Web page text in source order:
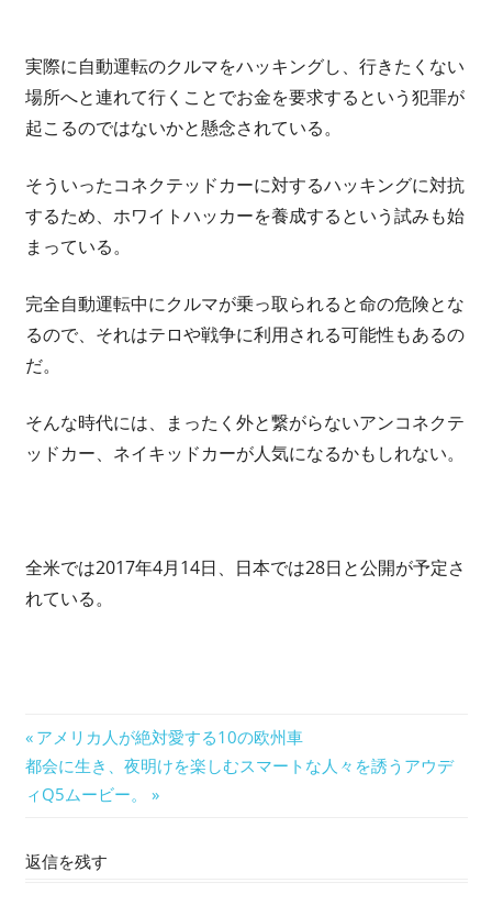
実際に自動運転のクルマをハッキングし、行きたくない
場所へと連れて行くことでお金を要求するという犯罪が
起こるのではないかと懸念されている。
そういったコネクテッドカーに対するハッキングに対抗
するため、ホワイトハッカーを養成するという試みも始
まっている。
完全自動運転中にクルマが乗っ取られると命の危険とな
るので、それはテロや戦争に利用される可能性もあるの
だ。
そんな時代には、まったく外と繋がらないアンコネクテ
ッドカー、ネイキッドカーが人気になるかもしれない。
全米では2017年4月14日、日本では28日と公開が予定さ
れている。
投
稿
ビ
前
の
記
アメリカ人が絶対愛する10の欧州車
次
の
事:
都会に生き、夜明けを楽しむスマートな人々を誘うアウデ
ィQ5ムービー。
返信を残す